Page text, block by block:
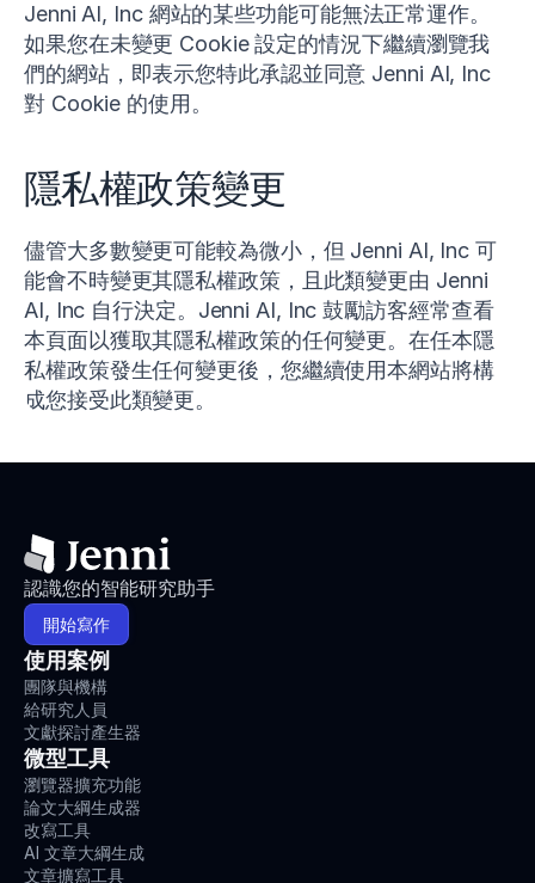
Jenni AI, Inc 網站的某些功能可能無法正常運作。
如果您在未變更 Cookie 設定的情況下繼續瀏覽我
們的網站，即表示您特此承認並同意 Jenni AI, Inc
對 Cookie 的使用。
隱私權政策變更
儘管大多數變更可能較為微小，但 Jenni AI, Inc 可
能會不時變更其隱私權政策，且此類變更由 Jenni
AI, Inc 自行決定。Jenni AI, Inc 鼓勵訪客經常查看
本頁面以獲取其隱私權政策的任何變更。在任本隱
私權政策發生任何變更後，您繼續使用本網站將構
成您接受此類變更。
認識您的智能研究助手
開始寫作
使用案例
團隊與機構
給研究人員
文獻探討產生器
微型工具
瀏覽器擴充功能
論文大綱生成器
改寫工具
AI 文章大綱生成
文章擴寫工具